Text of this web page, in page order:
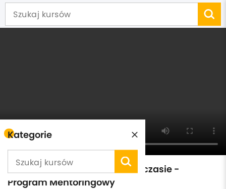
Kategorie
Zarządzanie czasem i sobą w czasie -
Program Mentoringowy